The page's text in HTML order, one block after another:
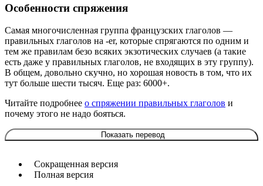
Особенности спряжения
Самая многочисленная группа французских глаголов —
правильных глаголов на -er, которые спрягаются по одним и
тем же правилам безо всяких экзотических случаев (а такие
есть даже у правильных глаголов, не входящих в эту группу).
В общем, довольно скучно, но хорошая новость в том, что их
тут больше шести тысяч. Еще раз: 6000+.
Читайте подробнее о спряжении правильных глаголов и
почему этого не надо бояться.
Показать перевод
Сокращенная версия
Полная версия